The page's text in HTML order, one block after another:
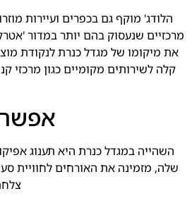
הלודג' מוקף גם בכפרים ועיירות
מרכזיים שנעסוק בהם יותר במדור
את מיקומו של מגדל כנרת לנקודת
קלה לשירותים מקומיים כגון מרכזי
השהייה במגדל כנרת היא תענוג
שלה, מזמינה את האורחים לחוויית